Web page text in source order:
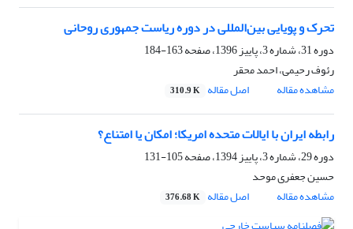
تحرک و پویایی بین‌المللی در دوره ریاست جمهوری روحانی
دوره 31، شماره 3، پاییز 1396، صفحه
163-184
رئوف رحیمی، احمد محقر
مشاهده مقاله
اصل مقاله 310.9 K
رابطه ایران با ایالات متحده امریکا؛ امکان یا امتناع؟
دوره 29، شماره 3، پاییز 1394، صفحه
105-131
حسین جعفری موحد
مشاهده مقاله
اصل مقاله 376.68 K